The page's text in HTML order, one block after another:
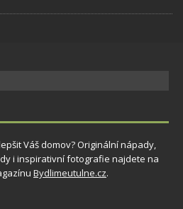
Váš domov? Originální nápady,
i inspirativní fotografie najdete na
Bydlimeutulne.cz.